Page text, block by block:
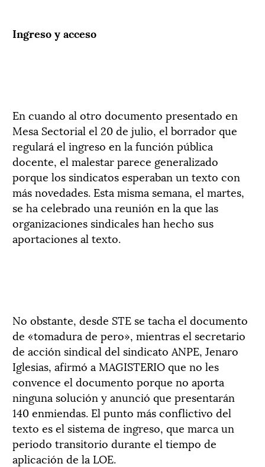
Ingreso y acceso
En cuando al otro documento presentado en
Mesa Sectorial el 20 de julio, el borrador que
regulará el ingreso en la función pública
docente, el malestar parece generalizado
porque los sindicatos esperaban un texto con
más novedades. Esta misma semana, el martes,
se ha celebrado una reunión en la que las
organizaciones sindicales han hecho sus
aportaciones al texto.
No obstante, desde STE se tacha el documento
de «tomadura de pero», mientras el secretario
de acción sindical del sindicato ANPE, Jenaro
Iglesias, afirmó a MAGISTERIO que no les
convence el documento porque no aporta
ninguna solución y anunció que presentarán
140 enmiendas. El punto más conflictivo del
texto es el sistema de ingreso, que marca un
periodo transitorio durante el tiempo de
aplicación de la LOE.